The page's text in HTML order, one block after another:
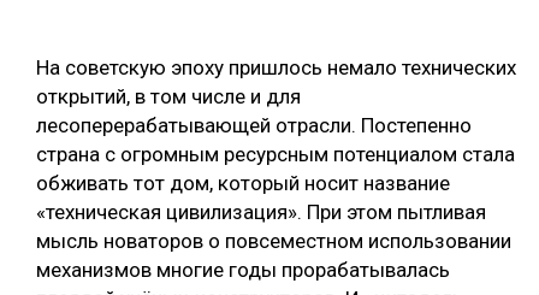
СУШКА ДРЕВЕСИНЫ
МЕБЕЛЬНОЕ ПРОИЗВОДСТВО
На советскую эпоху пришлось немало технических
открытий, в том числе и для
лесоперерабатывающей отрасли. Постепенно
страна с огромным ресурсным потенциалом стала
обживать тот дом, который носит название
«техническая цивилизация». При этом пытливая
мысль новаторов о повсеместном использовании
механизмов многие годы прорабатывалась